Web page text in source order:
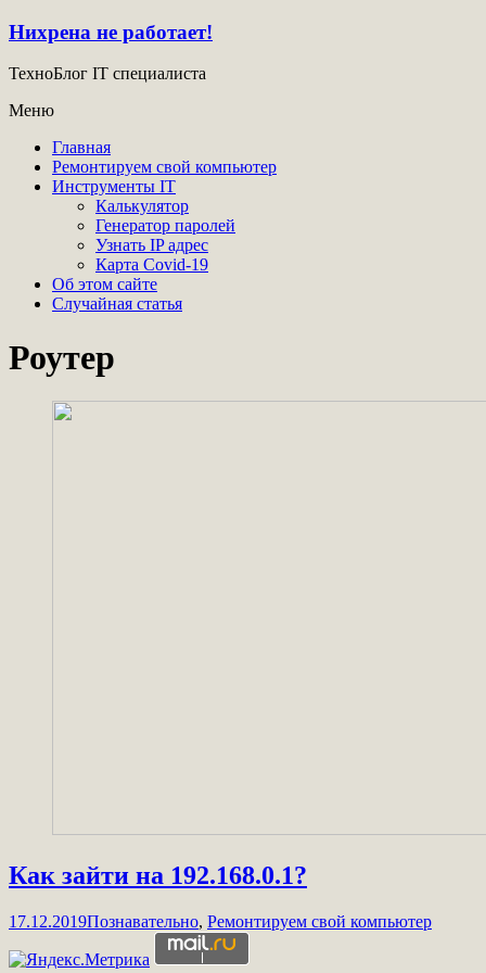
Нихрена не работает!
ТехноБлог IT специалиста
Меню
Главная
Ремонтируем свой компьютер
Инструменты IT
Калькулятор
Генератор паролей
Узнать IP адрес
Карта Covid-19
Об этом сайте
Случайная статья
Роутер
Как зайти на 192.168.0.1?
17.12.2019Познавательно, Ремонтируем свой компьютер